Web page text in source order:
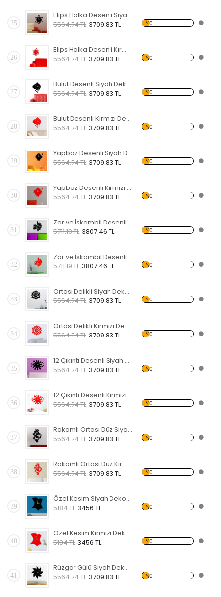
25
Elips Halka Desenli Siyah Dekoratif Duvar Saati
5564.74 TL 3709.83 TL %0
26
Elips Halka Desenli Kırmızı Dekoratif Duvar Saati
5564.74 TL 3709.83 TL %0
27
Bulut Desenli Siyah Dekoratif Duvar Saati
5564.74 TL 3709.83 TL %0
28
Bulut Desenli Kırmızı Dekoratif Duvar Saati
5564.74 TL 3709.83 TL %0
29
Yapboz Desenli Siyah Dekoratif Duvar Saati
5564.74 TL 3709.83 TL %0
30
Yapboz Desenli Kırmızı Dekoratif Duvar Saati
5564.74 TL 3709.83 TL %0
31
Zar ve İskambil Desenli Siyah Dekoratif Duvar Saati
5711.19 TL 3807.46 TL %0
32
Zar ve İskambil Desenli Kırmızı Dekoratif Duvar Saati
5711.19 TL 3807.46 TL %0
33
Ortası Delikli Siyah Dekoratif Duvar Saati
5564.74 TL 3709.83 TL %0
34
Ortası Delikli Kırmızı Dekoratif Duvar Saati
5564.74 TL 3709.83 TL %0
35
12 Çıkıntı Desenli Siyah Dekoratif Duvar Saati
5564.74 TL 3709.83 TL %0
36
12 Çıkıntı Desenli Kırmızı Dekoratif Duvar Saati
5564.74 TL 3709.83 TL %0
37
Rakamlı Ortası Düz Siyah Dekoratif Duvar Saati
5564.74 TL 3709.83 TL %0
38
Rakamlı Ortası Düz Kırmızı Dekoratif Duvar Saati
5564.74 TL 3709.83 TL %0
39
Özel Kesim Siyah Dekoratif Duvar Saati
5184 TL 3456 TL %0
40
Özel Kesim Kırmızı Dekoratif Duvar Saati
5184 TL 3456 TL %0
41
Rüzgar Gülü Siyah Dekoratif Duvar Saati
5564.74 TL 3709.83 TL %0